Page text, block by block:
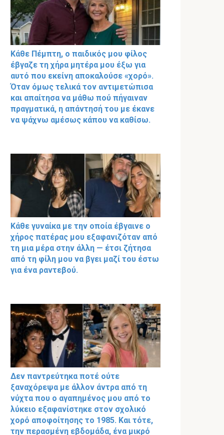
Κάθε Πέμπτη, ο παιδικός μου φίλος
έβγαζε τη χήρα μητέρα μου έξω για
αυτό που εκείνη αποκαλούσε «χορό».
Όταν όμως τελικά τον αντιμετώπισα
και απαίτησα να μάθω πού πήγαιναν
πραγματικά, η απάντησή του με έκανε
να ψάχνω αμέσως κάπου να καθίσω.
Κάθε γυναίκα με την οποία έβγαινε ο
χήρος πατέρας μου εξαφανιζόταν από
τη μια μέρα στην άλλη — έτσι ζήτησα
από τη φίλη μου να βγει μαζί του έστω
για ένα ραντεβού.
Δεν παντρεύτηκα ποτέ ούτε
ξαναχόρεψα με άλλον άντρα από τη
νύχτα που ο αγαπημένος μου από το
λύκειο εξαφανίστηκε στον σχολικό
χορό αποφοίτησης το 1985. Και τότε,
την περασμένη εβδομάδα, ένα μικρό